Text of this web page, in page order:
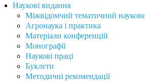
Наукові видання
Міжвідомчий тематичний
Агронаука і практика
Матеріали конференцій
Монографії
Наукові праці
Буклети
Методичні рекомендації